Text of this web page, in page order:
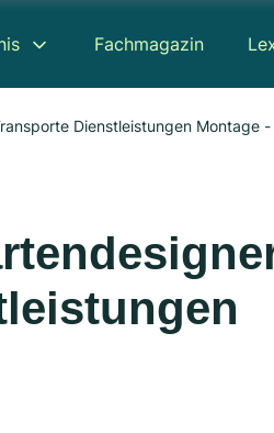
Fachmagazin
Dienstleistungen Montage